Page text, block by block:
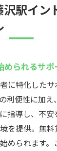
めるゴルフデ
安心感と練習
コストパフォ
インドアゴル
フスクールの
駅イン
められるサポ
に特化した
利便性に加
指導し、不
を提供。無
められます。